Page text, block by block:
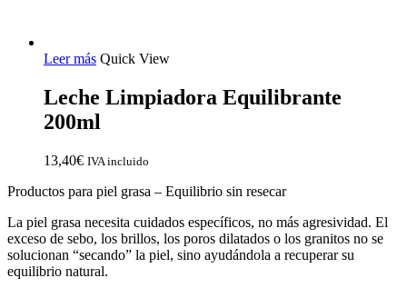
Leer más Quick View
Leche Limpiadora Equilibrante
200ml
13,40€ IVA incluido
Productos para piel grasa – Equilibrio sin resecar
La piel grasa necesita cuidados específicos, no más agresividad. El
exceso de sebo, los brillos, los poros dilatados o los granitos no se
solucionan “secando” la piel, sino ayudándola a recuperar su
equilibrio natural.